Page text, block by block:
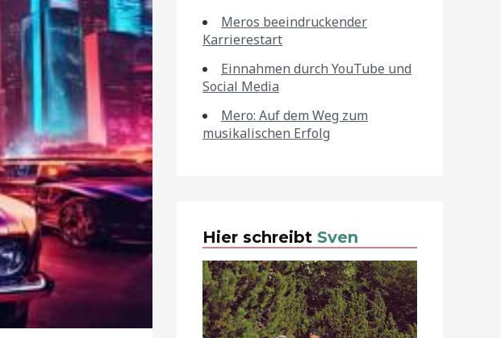
Meros beeindruckender
Karrierestart
Einnahmen durch YouTube und
Social Media
Mero: Auf dem Weg zum
musikalischen Erfolg
Hier schreibt Sven